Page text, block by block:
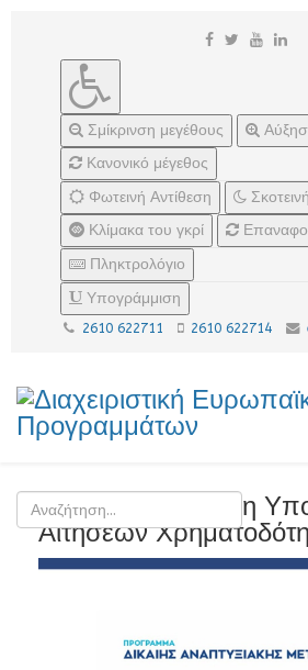
Σμίκρινση μεγέθους
Κανονικό μέγεθος
Φωτεινή Αντίθεση
Κλίμακα του γκρί
Πληκτρολόγιο
Υπογράμμιση
2610 622711 2610 622714
ΔΤ για την Έναρξη
Αιτήσεων